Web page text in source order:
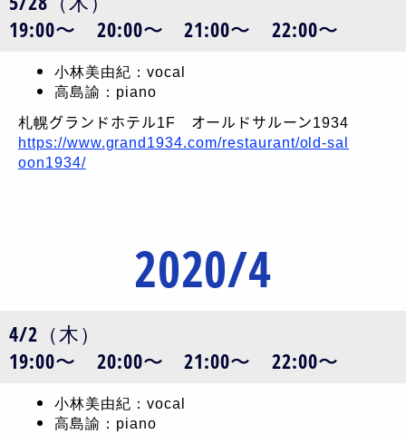
19:00〜 20:00〜 21:00〜 22:00〜
小林美由紀：vocal
高島諭：piano
札幌グランドホテル1F オールドサルーン1934
https://www.grand1934.com/restaurant/old-sal
oon1934/
2020/4
4/2（木）
19:00〜 20:00〜 21:00〜 22:00〜
小林美由紀：vocal
高島諭：piano